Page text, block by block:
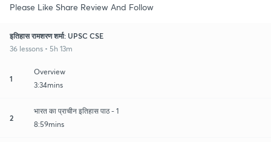
Please Like Share Review And Follow
इतिहास रामशरण शर्मा: UPSC CSE
36 lessons • 5h 13m
1
Overview
3:34mins
2
भारत का प्राचीन इतिहास पाठ - 1
8:59mins